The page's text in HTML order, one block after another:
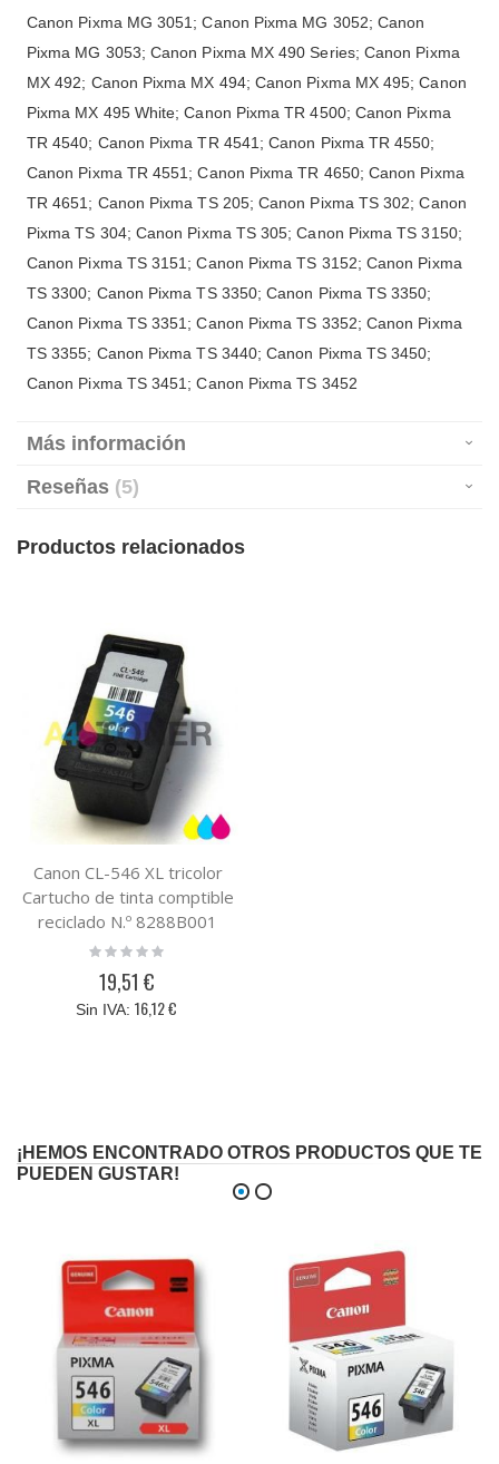
Canon Pixma MG 3051; Canon Pixma MG 3052; Canon
Pixma MG 3053; Canon Pixma MX 490 Series; Canon Pixma
MX 492; Canon Pixma MX 494; Canon Pixma MX 495; Canon
Pixma MX 495 White; Canon Pixma TR 4500; Canon Pixma
TR 4540; Canon Pixma TR 4541; Canon Pixma TR 4550;
Canon Pixma TR 4551; Canon Pixma TR 4650; Canon Pixma
TR 4651; Canon Pixma TS 205; Canon Pixma TS 302; Canon
Pixma TS 304; Canon Pixma TS 305; Canon Pixma TS 3150;
Canon Pixma TS 3151; Canon Pixma TS 3152; Canon Pixma
TS 3300; Canon Pixma TS 3350; Canon Pixma TS 3350;
Canon Pixma TS 3351; Canon Pixma TS 3352; Canon Pixma
TS 3355; Canon Pixma TS 3440; Canon Pixma TS 3450;
Canon Pixma TS 3451; Canon Pixma TS 3452
Más información
Reseñas 5
Productos relacionados
Canon CL-546 XL tricolor
Cartucho de tinta comptible
reciclado N.º 8288B001
Rating:
19,51 €
16,12 €
¡HEMOS ENCONTRADO OTROS PRODUCTOS QUE TE
PUEDEN GUSTAR!